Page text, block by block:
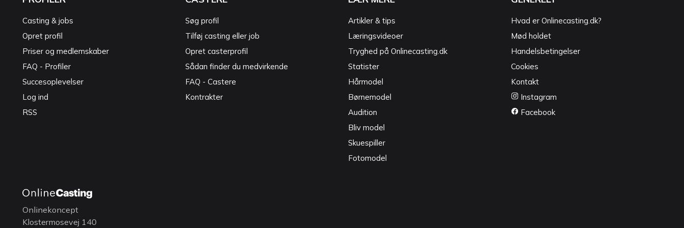
Casting & jobs
Opret profil
Priser og medlemskaber
FAQ - Profiler
Succesoplevelser
Log ind
RSS
Søg profil
Tilføj casting eller job
Opret casterprofil
Sådan finder du medvirkende
FAQ - Castere
Kontrakter
Artikler & tips
Læringsvideoer
Tryghed på Onlinecasting.dk
Statister
Hårmodel
Børnemodel
Audition
Bliv model
Skuespiller
Fotomodel
Hvad er Onlinecasting.dk?
Mød holdet
Handelsbetingelser
Cookies
Kontakt
Instagram
Facebook
Onlinekoncept
Klostermosevej 140